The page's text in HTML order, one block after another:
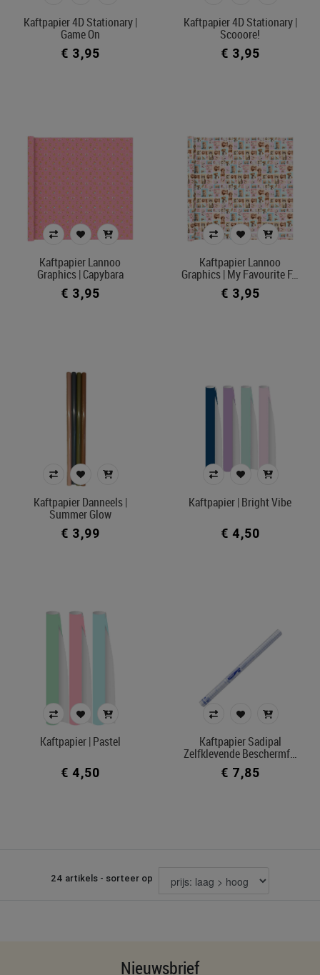
Kaftpapier 4D Stationary |
Game On
€ 3,95
Kaftpapier 4D Stationary |
Scooore!
€ 3,95
Kaftpapier Lannoo
Graphics | Capybara
€ 3,95
Kaftpapier Lannoo
Graphics | My Favourite F…
€ 3,95
Kaftpapier Danneels |
Summer Glow
€ 3,99
Kaftpapier | Bright Vibe
€ 4,50
Kaftpapier | Pastel
€ 4,50
Kaftpapier Sadipal
Zelfklevende Beschermf…
€ 7,85
24 artikels - sorteer op
Nieuwsbrief